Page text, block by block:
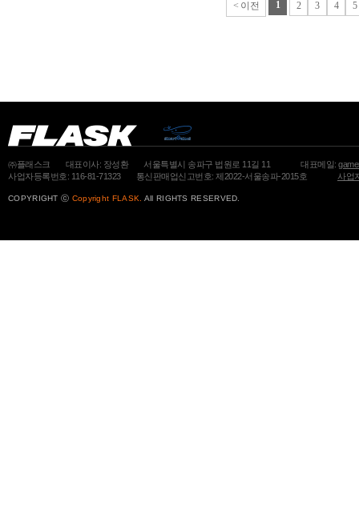
< 이전 1 2 3 4 5
㈜플래스크 대표이사: 장성환 서울특별시 송파구 법원로 11길 11 대표메일:
사업자등록번호: 116-81-71323
통신판매업신고번호: 제2022-서울송파-2015호 사업
COPYRIGHT ⓒ Copyright FLASK. All RIGHTS RESERVED.